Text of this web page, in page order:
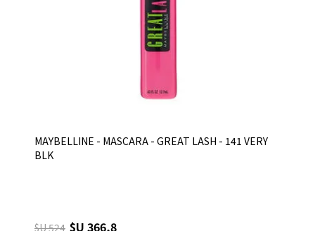
MAYBELLINE - MASCARA - GREAT LASH - 141 VERY
BLK
$U 524 $U 366,8